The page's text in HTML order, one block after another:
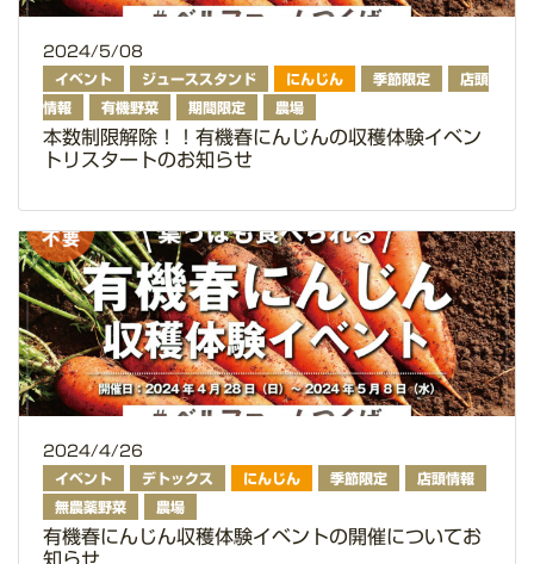
2024/5/08
イベント ジューススタンド にんじん 季節限定
店頭
情報
有機野菜 期間限定 農場
本数制限解除！！有機春にんじんの収穫体験イベン
トリスタートのお知らせ
2024/4/26
イベント デトックス にんじん 季節限定
店頭情報
無農薬野菜
農場
有機春にんじん収穫体験イベントの開催についてお
知らせ